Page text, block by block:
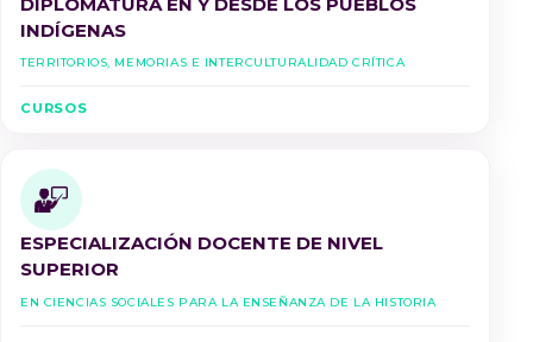
INDÍGENAS
Territorios, Memorias e Interculturalidad Crítica
CURSOS
ESPECIALIZACIÓN DOCENTE DE NIVEL
SUPERIOR
en Ciencias Sociales para la Enseñanza de la Historia